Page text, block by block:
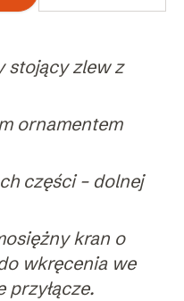
stojący zlew z
ornamentem
części – dolnej
kran o
wkręcenia we
przyłącze.